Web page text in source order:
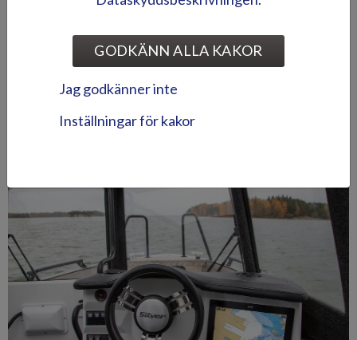
tillgänglig. Både förarens och kartläsarens säte kan levereras med
luftfjädring. Hytten erbjuder bekväma sittplatser för sex
taklucka, enkel passage från för till akter genom hytten samt gott
förhållanden. Den breda skjutdörren i aktern underlättar lastandet.
GODKÄNN ALLA KAKOR
Jag godkänner inte
Inställningar för kakor